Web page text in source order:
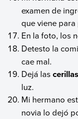
examen de
que viene
En la foto, los
Detesto la
cae mal.
Dejá lascerillas
luz.
Mi hermano
novia lo dejó